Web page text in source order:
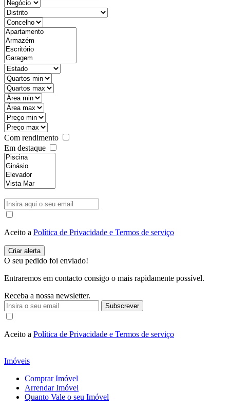
Com rendimento
Em destaque
Aceito a Política de Privacidade e Termos de serviço
O seu pedido foi enviado!
Entraremos em contacto consigo o mais rapidamente possível.
Receba a nossa newsletter.
Subscrever
Aceito a Política de Privacidade e Termos de serviço
Imóveis
Comprar Imóvel
Arrendar Imóvel
Quanto Vale o seu Imóvel